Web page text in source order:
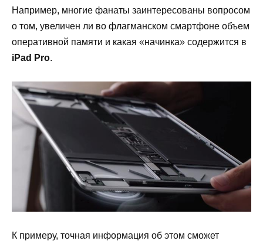
Например, многие фанаты заинтересованы вопросом
о том, увеличен ли во флагманском смартфоне объем
оперативной памяти и какая «начинка» содержится в
iPad Pro.
К примеру, точная информация об этом сможет